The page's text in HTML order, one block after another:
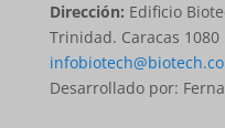
Dirección: Edificio
Trinidad. Caracas
Desarrollado por: